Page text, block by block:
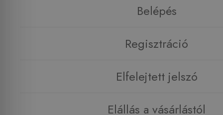
Belépés
Regisztráció
Elfelejtett jelszó
Elállás a vásárlástól